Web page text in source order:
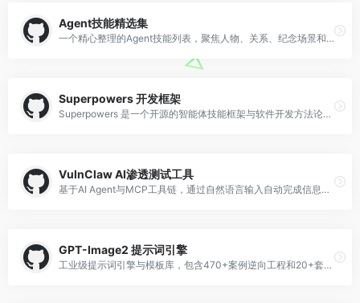
Agent技能精选集
一个精心整理的Agent技能列表，聚焦人物、关系、纪念场景和方法论视角，适合AI开发者与研究者参考。
Superpowers 开发框架
Superpowers 是一个开源的智能体技能框架与软件开发方法论，提供 agentic skills 构建工具，帮助开发者高效创建和管理 AI 驱动的应用。
VulnClaw AI渗透测试工具
基于AI Agent与MCP工具链，通过自然语言输入自动完成信息收集、漏洞发现、利用及报告生成全流程的渗透测试框架。
GPT-Image2 提示词引擎
工业级提示词引擎与模板库，包含470+案例逆向工程和20+套模板，提炼出Skills，持续更新。